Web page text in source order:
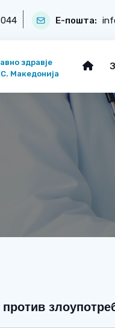
Е-пошта:
здравје
Македонија